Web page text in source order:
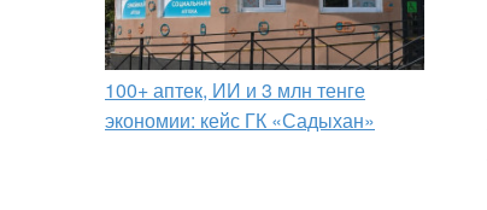
100+ аптек, ИИ и 3 млн тенге
экономии: кейс ГК «Садыхан»